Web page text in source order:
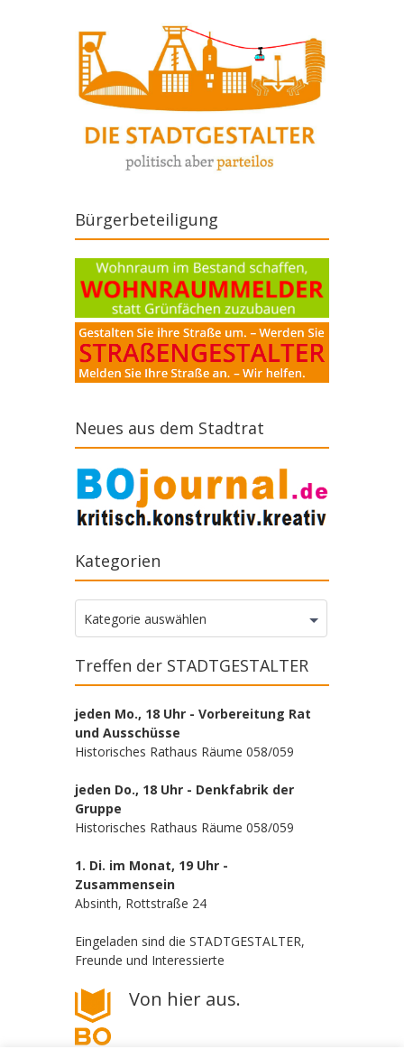
Bürgerbeteiligung
Neues aus dem Stadtrat
Kategorien
Kategorien
Kategorie auswählen
Treffen der STADTGESTALTER
jeden Mo., 18 Uhr - Vorbereitung Rat
und Ausschüsse
Historisches Rathaus Räume 058/059
jeden Do., 18 Uhr - Denkfabrik der
Gruppe
Historisches Rathaus Räume 058/059
1. Di. im Monat, 19 Uhr -
Zusammensein
Absinth, Rottstraße 24
Eingeladen sind die STADTGESTALTER,
Freunde und Interessierte
Von hier aus.